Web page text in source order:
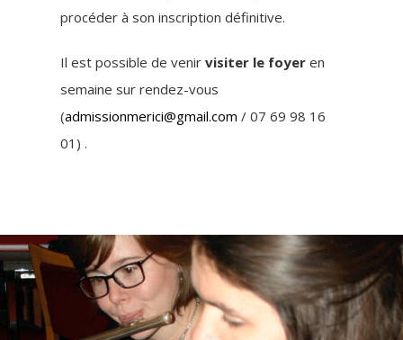
procéder à son inscription définitive.
Il est possible de venirvisiter le foyer en
semaine sur rendez-vous
(admissionmerici@gmail.com / 07 69 98 16
01) .